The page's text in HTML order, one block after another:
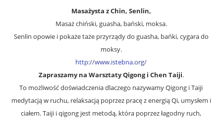
Masażysta z Chin, Senlin,
Masaż chiński, guasha, bański, moksa.
Senlin opowie i pokaże taże przyrządy do guasha, bańki, cygara do
moksy.
http://www.istebna.org/
Zapraszamy na Warsztaty Qigong i Chen Taiji.
To możliwość doświadczenia dlaczego nazywamy Qigong i Taiji
medytacją w ruchu, relaksacją poprzez pracę z energią Qi, umysłem i
ciałem. Taiji i qigong jest metodą, która poprzez łagodny ruch,